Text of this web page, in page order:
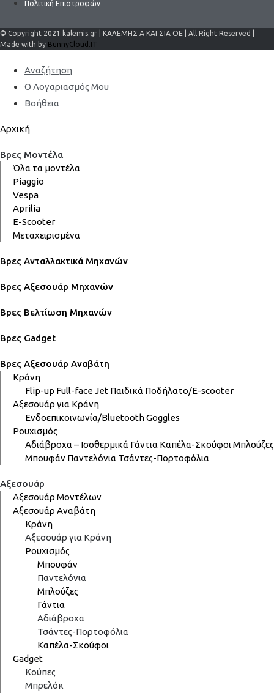
Πολιτική Επιστροφών
© Copyright 2021 kalemis.gr | ΚΑΛΕΜΗΣ Α ΚΑΙ ΣΙΑ ΟΕ | All Right Reserved |
Made with by BunnyCloud.IT
Αναζήτηση
Ο Λογαριασμός Μου
Βοήθεια
Αρχική
Βρες Μοντέλα
Όλα τα μοντέλα
Piaggio
Vespa
Aprilia
E-Scooter
Μεταχειρισμένα
Βρες Ανταλλακτικά Μηχανών
Βρες Αξεσουάρ Μηχανών
Βρες Βελτίωση Μηχανών
Βρες Gadget
Βρες Αξεσουάρ Αναβάτη
Κράνη
Flip-up Full-faceJet Παιδικά Ποδήλατο/E-scooter
Αξεσουάρ για Κράνη
Ενδοεπικοινωνία/BluetoothGoggles
Ρουχισμός
Αδιάβροχα – Ισοθερμικά Γάντια Καπέλα-Σκούφοι Μπλούζες
Μπουφάν Παντελόνια Τσάντες-Πορτοφόλια
Αξεσουάρ
Αξεσουάρ Μοντέλων
Αξεσουάρ Αναβάτη
Κράνη
Αξεσουάρ για Κράνη
Ρουχισμός
Μπουφάν
Παντελόνια
Μπλούζες
Γάντια
Αδιάβροχα
Τσάντες-Πορτοφόλια
Καπέλα-Σκούφοι
Gadget
Κούπες
Μπρελόκ